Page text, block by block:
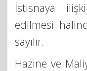
İstisnaya
edilmesi
sayılır.
Hazine ve